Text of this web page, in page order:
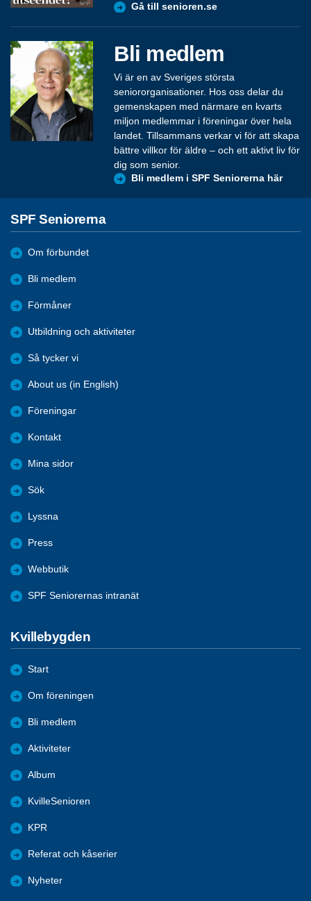
Gå till senioren.se
Bli medlem
Vi är en av Sveriges största
seniororganisationer. Hos oss delar du
gemenskapen med närmare en kvarts
miljon medlemmar i föreningar över hela
landet. Tillsammans verkar vi för att skapa
bättre villkor för äldre – och ett aktivt liv för
dig som senior.
Bli medlem i SPF Seniorerna här
SPF Seniorerna
Om förbundet
Bli medlem
Förmåner
Utbildning och aktiviteter
Så tycker vi
About us (in English)
Föreningar
Kontakt
Mina sidor
Sök
Lyssna
Press
Webbutik
SPF Seniorernas intranät
Kvillebygden
Start
Om föreningen
Bli medlem
Aktiviteter
Album
KvilleSenioren
KPR
Referat och kåserier
Nyheter